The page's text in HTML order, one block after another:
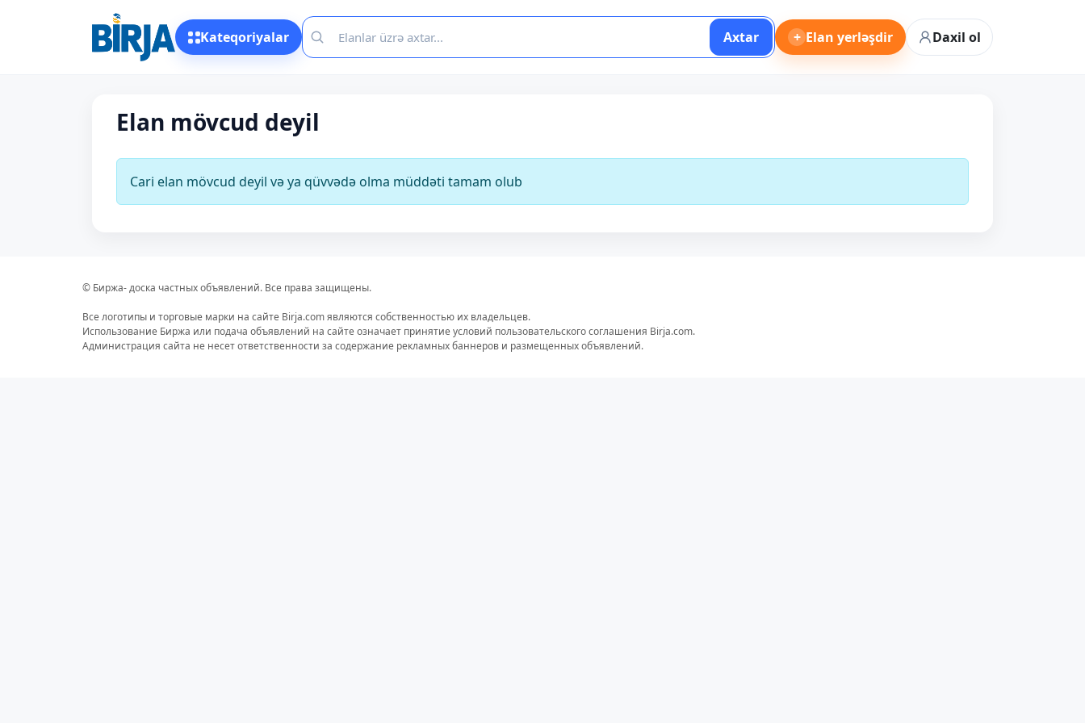
Kateqoriyalar Axtar + Elan yerləşdir Daxil ol
Elan mövcud deyil
Cari elan mövcud deyil və ya qüvvədə olma müddəti tamam olub
© Биржа- доска частных объявлений. Все права защищены.
Все логотипы и торговые марки на сайте Birja.com являются собственностью их владельцев.
Использование Биржа или подача объявлений на сайте означает принятие условий пользовательского соглашения Birja.com.
Администрация сайта не несет ответственности за содержание рекламных баннеров и размещенных объявлений.